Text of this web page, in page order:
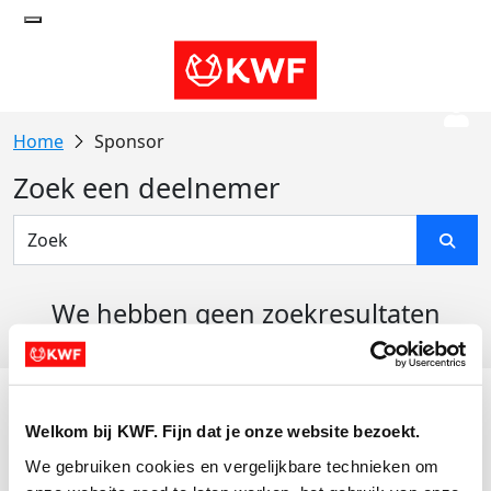
Welkom bij KWF. Fijn dat je onze website bezoekt.
We gebruiken cookies en vergelijkbare technieken om
Sponsor
Zoek een deelnemer
We hebben geen zoekresultaten
Actiematerialen
Evenementen